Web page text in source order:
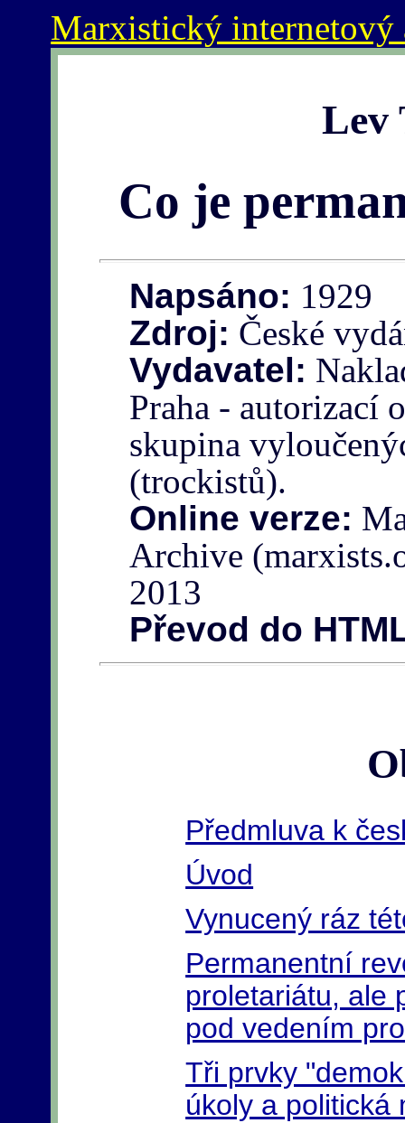
Marxistický internetový
Lev
Co je
Napsáno: 1929
Zdroj: České
Vydavatel:
Praha - autorizací
skupina
(trockistů).
Online verze:
Archive
2013
Převod do
Předmluva k
Úvod
Vynucený ráz
Permanentní
proletariátu, ale
pod vedením
Tři prvky
úkoly a politická